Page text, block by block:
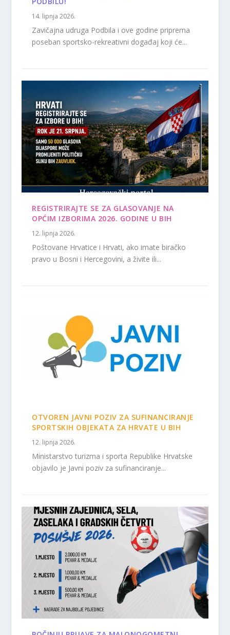
14. lipnja 2026.
Zavičajna udruga Podbila i ove godine priprema
poseban sportsko-rekreativni događaj koji će...
REGISTRIRAJTE SE ZA GLASOVANJE NA
OPĆIM IZBORIMA 2026. GODINE U BIH
12. lipnja 2026.
Poštovane Hrvatice i Hrvati, ako imate biračko
pravo u Bosni i Hercegovini, a živite ili...
OTVOREN JAVNI POZIV ZA SUFINANCIRANJE
SPORTSKIH OBJEKATA ZA HRVATE U BIH
12. lipnja 2026.
Ministarstvo turizma i sporta Republike Hrvatske
objavilo je Javni poziv za sufinanciranje...